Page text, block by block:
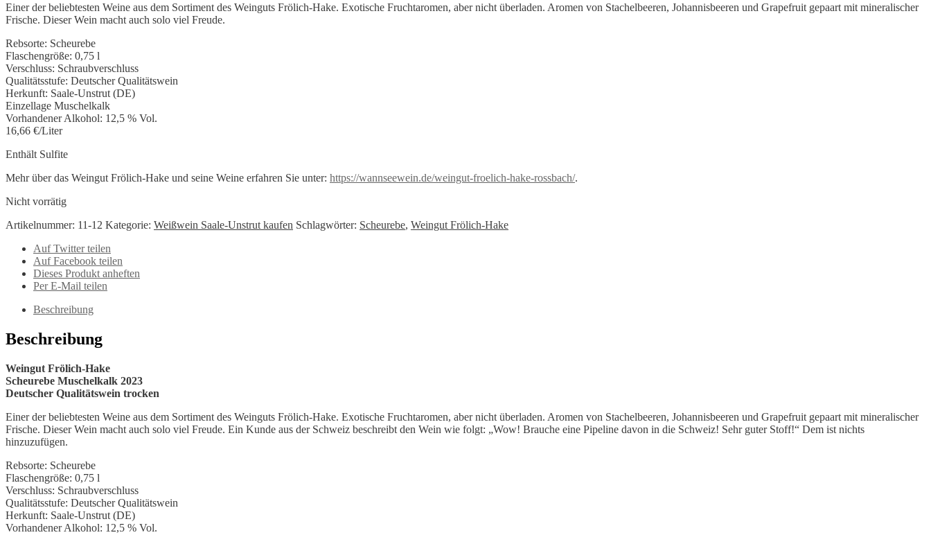
Einer der beliebtesten Weine aus dem Sortiment des Weinguts Frölich-Hake. Exotische Fruchtaromen, aber nicht überladen. Aromen von Stachelbeeren, Johannisbeeren und Grapefruit gepaart mit mineralischer
Frische. Dieser Wein macht auch solo viel Freude.
Rebsorte: Scheurebe
Flaschengröße: 0,75 l
Verschluss: Schraubverschluss
Qualitätsstufe: Deutscher Qualitätswein
Herkunft: Saale-Unstrut (DE)
Einzellage Muschelkalk
Vorhandener Alkohol: 12,5 % Vol.
16,66 €/Liter
Enthält Sulfite
Mehr über das Weingut Frölich-Hake und seine Weine erfahren Sie unter: https://wannseewein.de/weingut-froelich-hake-rossbach/.
Nicht vorrätig
Artikelnummer: 11-12 Kategorie: Weißwein Saale-Unstrut kaufen Schlagwörter: Scheurebe, Weingut Frölich-Hake
Auf Twitter teilen
Auf Facebook teilen
Dieses Produkt anheften
Per E-Mail teilen
Beschreibung
Beschreibung
Weingut Frölich-Hake
Scheurebe Muschelkalk 2023
Deutscher Qualitätswein trocken
Einer der beliebtesten Weine aus dem Sortiment des Weinguts Frölich-Hake. Exotische Fruchtaromen, aber nicht überladen. Aromen von Stachelbeeren, Johannisbeeren und Grapefruit gepaart mit mineralischer
Frische. Dieser Wein macht auch solo viel Freude. Ein Kunde aus der Schweiz beschreibt den Wein wie folgt: „Wow! Brauche eine Pipeline davon in die Schweiz! Sehr guter Stoff!“ Dem ist nichts
hinzuzufügen.
Rebsorte: Scheurebe
Flaschengröße: 0,75 l
Verschluss: Schraubverschluss
Qualitätsstufe: Deutscher Qualitätswein
Herkunft: Saale-Unstrut (DE)
Vorhandener Alkohol: 12,5 % Vol.